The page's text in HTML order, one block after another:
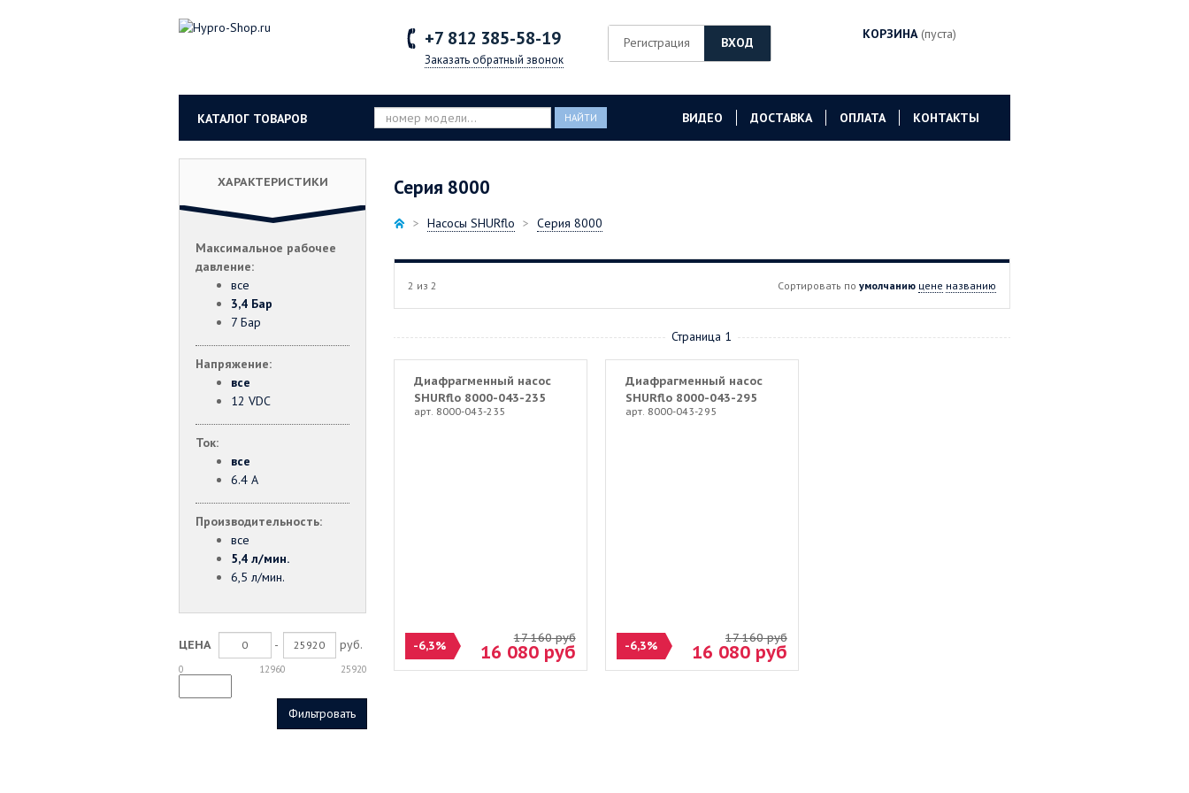
+7 812 385-58-19
Заказать обратный звонок
Регистрация ВХОД
КОРЗИНА(пуста)
КАТАЛОГ ТОВАРОВ НАЙТИ ВИДЕО ДОСТАВКА ОПЛАТА КОНТАКТЫ
ХАРАКТЕРИСТИКИ
Максимальное рабочее
давление:
все
3,4 Бар
7 Бар
Напряжение:
все
12 VDC
Ток:
все
6.4 А
Производительность:
все
5,4 л/мин.
6,5 л/мин.
ЦЕНА - руб.
0 12960 25920
Серия 8000
Насосы SHURflo Серия 8000
2 из 2 Сортировать по умолчанию цене названию
Страница 1
Диафрагменный насос
SHURflo 8000-043-235
арт. 8000-043-235
-6,3%
17 160руб
16 080руб
Диафрагменный насос
SHURflo 8000-043-295
арт. 8000-043-295
-6,3%
17 160руб
16 080руб